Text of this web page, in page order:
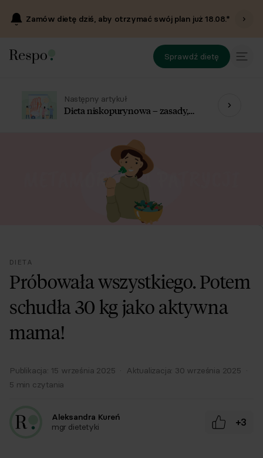
Zamów dietę dziś, aby otrzymać swój plan już18.08.*
Sprawdź dietę
Następny artykuł
Dieta niskopurynowa – zasady,
DIETA
Próbowała wszystkiego. Potem
schudła 30 kg jako aktywna
mama!
Publikacja: 15 września 2025 · Aktualizacja: 30 września 2025 ·
5 min czytania
Aleksandra Kureń
mgr dietetyki
+3